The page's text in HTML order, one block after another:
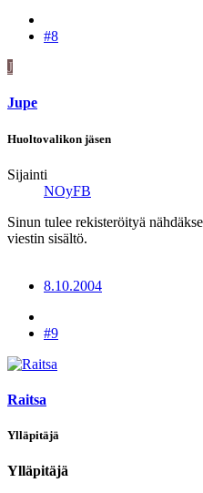
#8
J
Jupe
Huoltovalikon jäsen
Sijainti
NOyFB
Sinun tulee rekisteröityä
viestin sisältö.
8.10.2004
#9
Raitsa
Ylläpitäjä
Ylläpitäjä